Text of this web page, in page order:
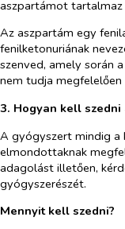
aszpartámot
Az aszpartám egy
fenilketonuriának
szenved, amely során
nem tudja
3. Hogyan kell
A gyógyszert mindig a
elmondottaknak
adagolást illetően,
gyógyszerészét.
Mennyit kell szedni?